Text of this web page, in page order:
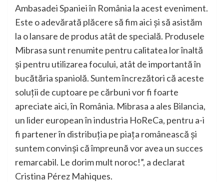
Ambasadei Spaniei în România la acest eveniment.
Este o adevărată plăcere să fim aici și să asistăm
la o lansare de produs atât de specială. Produsele
Mibrasa sunt renumite pentru calitatea lor înaltă
și pentru utilizarea focului, atât de importantă în
bucătăria spaniolă. Suntem încrezători că aceste
soluții de cuptoare pe cărbuni vor fi foarte
apreciate aici, în România. Mibrasa a ales Bilancia,
un lider european în industria HoReCa, pentru a-i
fi partener în distribuția pe piața românească și
suntem convinși că împreună vor avea un succes
remarcabil. Le dorim mult noroc!”, a declarat
Cristina Pérez Mahiques.